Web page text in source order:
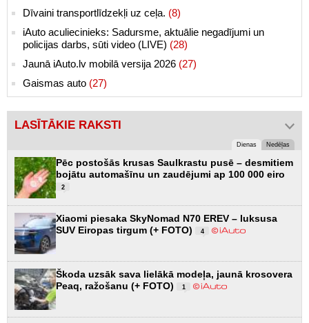
Dīvaini transportlīdzekļi uz ceļa. (8)
iAuto aculiecinieks: Sadursme, aktuālie negadījumi un
policijas darbs, sūti video (LIVE) (28)
Jaunā iAuto.lv mobilā versija 2026 (27)
Gaismas auto (27)
LASĪTĀKIE RAKSTI
Dienas Nedēļas
Pēc postošās krusas Saulkrastu pusē – desmitiem
bojātu automašīnu un zaudējumi ap 100 000 eiro
2
Xiaomi piesaka SkyNomad N70 EREV – luksusa
SUV Eiropas tirgum (+ FOTO)
4
Škoda uzsāk sava lielākā modeļa, jaunā krosovera
Peaq, ražošanu (+ FOTO)
1